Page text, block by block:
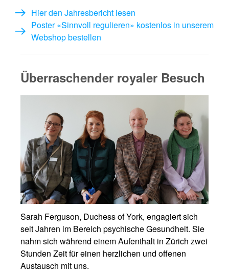
Hier den Jahresbericht lesen
Poster «Sinnvoll regulieren» kostenlos in unserem
Webshop bestellen
Überraschender royaler Besuch
Sarah Ferguson, Duchess of York, engagiert sich
seit Jahren im Bereich psychische Gesundheit. Sie
nahm sich während einem Aufenthalt in Zürich zwei
Stunden Zeit für einen herzlichen und offenen
Austausch mit uns.